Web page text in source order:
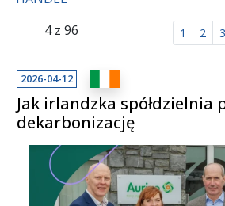
4 z 96
1 2 3
2026-04-12
Jak irlandzka spółdzielnia
dekarbonizację